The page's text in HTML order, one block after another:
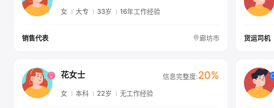
女 大专 33岁 16年工作经验
销售代表 廊坊市 货运司机
花女士 信息完整度:20%
女 本科 22岁 无工作经验